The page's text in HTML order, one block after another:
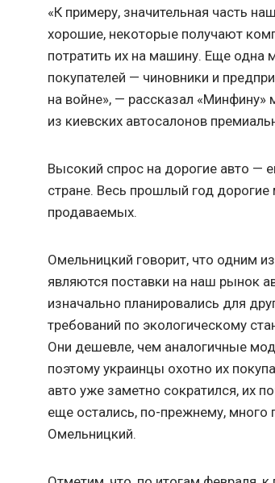
«К примеру, значительная часть
хорошие, некоторые получают
потратить их на машину. Еще одна
покупателей — чиновники и
на войне», — рассказал
из киевских автосалонов
Высокий спрос на дорогие авто
стране. Весь прошлый год
продаваемых.
Омельницкий говорит, что одним
являются поставки на наш рынок
изначально планировались для
требований по экологическому
Они дешевле, чем аналогичные
поэтому украинцы охотно их
авто уже заметно сократился, их
еще остались, по-прежнему, много
Омельницкий.